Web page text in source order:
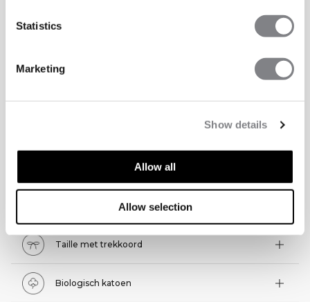
Statistics
Marketing
Show details
Allow all
Allow selection
TECHNISCHE ASPECTEN
Technische functies
Taille met trekkoord
Biologisch katoen